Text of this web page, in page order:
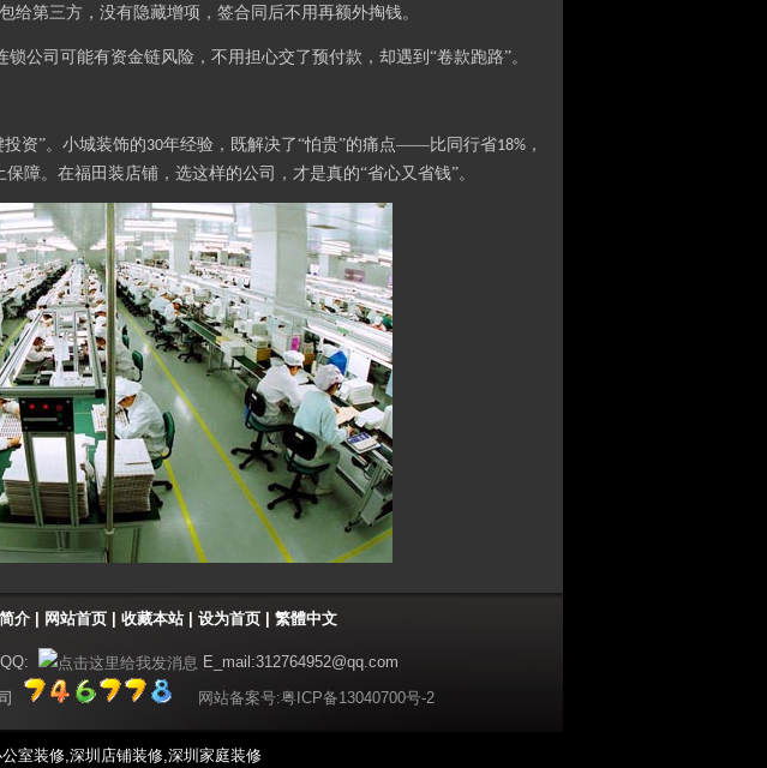
给第三方，没有隐藏增项，签合同后不用再额外掏钱。
公司可能有资金链风险，不用担心交了预付款，却遇到“卷款跑路”。
资”。小城装饰的30年经验，既解决了“怕贵”的痛点——比同行省18% ，
障。在福田装店铺，选这样的公司，才是真的“省心又省钱”。
介 网站首页 | 收藏本站| 设为首页 繁體中文
E_mail:312764952@qq.com
网站备案号:粤ICP备13040700号-2
室装修,深圳店铺装修,深圳家庭装修